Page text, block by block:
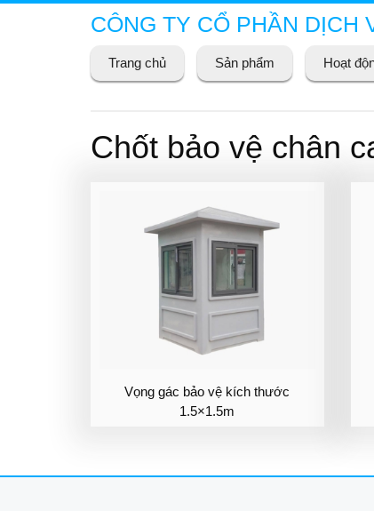
CÔNG TY CỔ PHẦN DỊCH
Trang chủ Sản phẩm Hoạt
Chốt bảo vệ chân
Vọng gác bảo vệ kích thước
1.5×1.5m